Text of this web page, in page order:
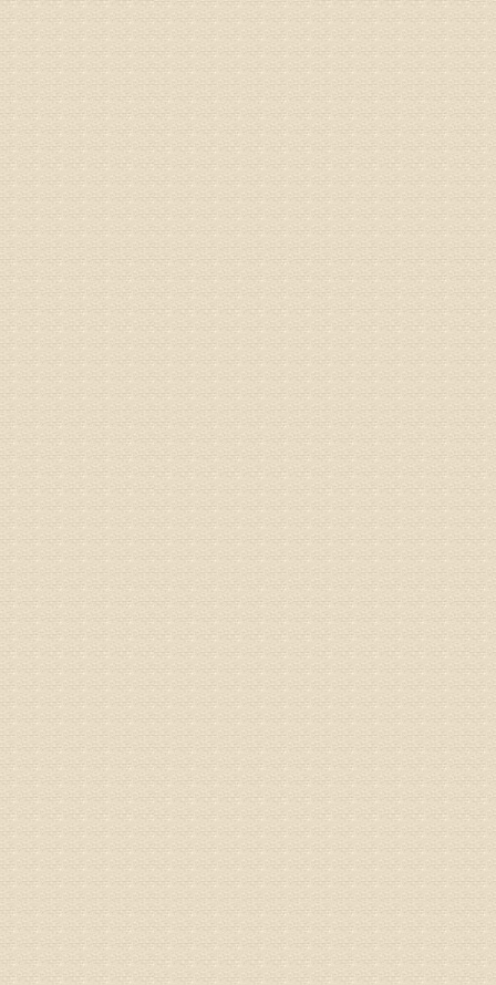
姓名：
病情描
你好，
姓名：
病情描
专家回
你好，
姓名
专家回
电话：
姓名：
病情描
专家回
院直接
姓名：
都不理
专家回
况，不
姓名：
病情描
正骨、
姓名：